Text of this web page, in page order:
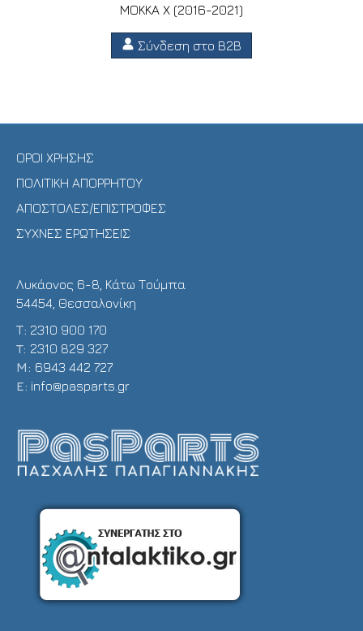
MOKKA X (2016-2021)
Σύνδεση στο B2B
ΟΡΟΙ ΧΡΗΣΗΣ
ΠΟΛΙΤΙΚΗ ΑΠΟΡΡΗΤΟΥ
ΑΠΟΣΤΟΛΕΣ/ΕΠΙΣΤΡΟΦΕΣ
ΣΥΧΝΕΣ ΕΡΩΤΗΣΕΙΣ
Λυκάονος 6-8, Κάτω Τούμπα
54454, Θεσσαλονίκη
Τ: 2310 900 170
T: 2310 829 327
Μ: 6943 442 727
E: info@pasparts.gr